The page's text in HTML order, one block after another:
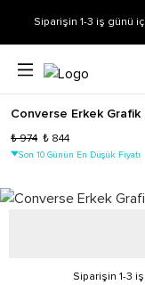
Siparişin 1-3 iş günü
Converse Erkek Grafik
₺ 974 ₺ 844
Son 10 Günün En Düşük Fiyatı
Siparişin 1-3